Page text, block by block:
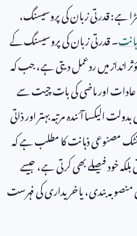
ہے: قدرتی زبان کی پروسیسنگ،
۔ قدرتی زبان کی پروسیسنگ کے
انداز میں ردعمل دیتی ہے، جب کہ
اور ماضی کی بات چیت سے
الیکسا آئندہ مرتبہ بہتر اور ذاتی
مصنوعی ذہانت کا مطلب ہے کہ
خود فیصلے بھی کرتی ہے، جیسے
منصوبہ بندی، یا خریداری کی فہرست